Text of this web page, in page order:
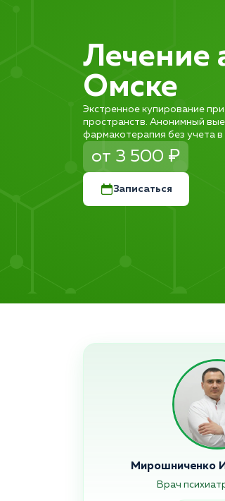
Лечение
Омске
Экстренное купирование
пространств. Анонимный
фармакотерапия без учета
от 3 500 ₽
Записаться
Мирошниченко
Врач